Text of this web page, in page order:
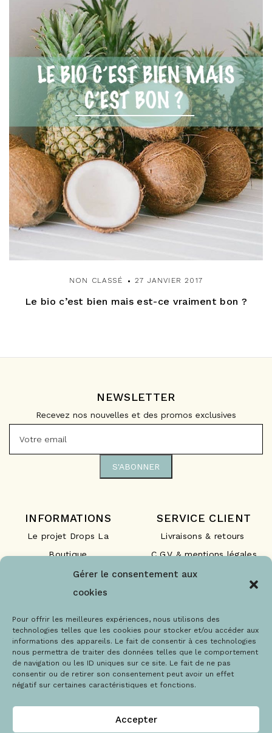
Gérer le consentement aux
cookies
Pour offrir les meilleures expériences, nous utilisons des
technologies telles que les cookies pour stocker et/ou accéder aux
informations des appareils. Le fait de consentir à ces technologies
nous permettra de traiter des données telles que le comportement
de navigation ou les ID uniques sur ce site. Le fait de ne pas
consentir ou de retirer son consentement peut avoir un effet
négatif sur certaines caractéristiques et fonctions.
Accepter
NON CLASSÉ 27 JANVIER 2017
Le bio c’est bien mais est-ce vraiment bon ?
@Copyright 2021 – Drops la boutique
INFORMATIONS
Le projet Drops La
Boutique
Nos engagements
Les labels
SERVICE CLIENT
Livraisons & retours
C.G.V & mentions légales
F.A.Q
NEWSLETTER
Recevez nos nouvelles et des promos exclusives